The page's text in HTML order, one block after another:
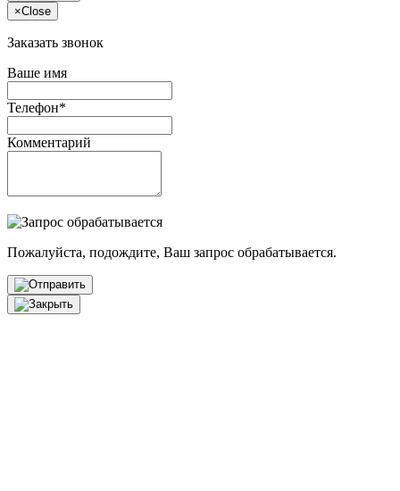
×Close
Заказать звонок
Ваше имя
Телефон*
Комментарий
Пожалуйста, подождите, Ваш запрос обрабатывается.